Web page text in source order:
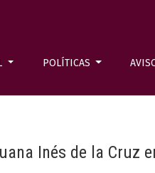
POLÍTICAS
Inés de la Cruz